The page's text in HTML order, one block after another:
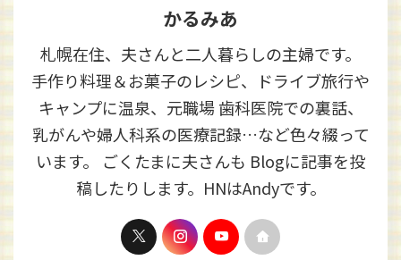
かるみあ
札幌在住、夫さんと二人暮らしの主婦です。
手作り料理＆お菓子のレシピ、ドライブ旅行や
キャンプに温泉、元職場 歯科医院での裏話、
乳がんや婦人科系の医療記録…など色々綴って
います。 ごくたまに夫さんも Blogに記事を投
稿したりします。HNはAndyです。